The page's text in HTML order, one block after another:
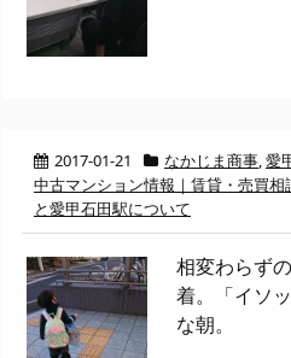
2017-01-21 なかじま商事,愛
中古マンション情報｜賃貸・売買
と愛甲石田駅について
相変わらず
着。「イソ
な朝。